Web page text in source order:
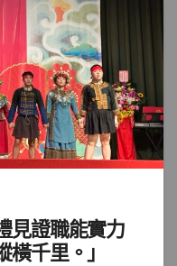
見證職能實力
千里。」